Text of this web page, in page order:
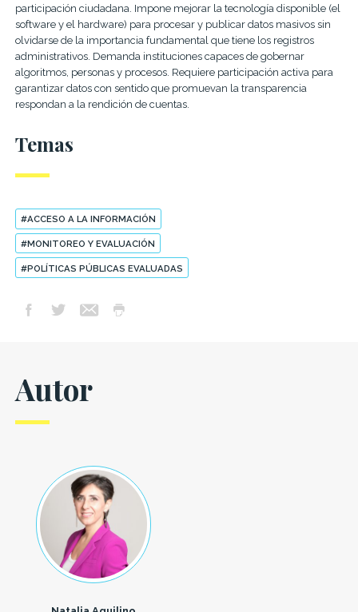
participación ciudadana. Impone mejorar la tecnología disponible (el
software y el hardware) para procesar y publicar datos masivos sin
olvidarse de la importancia fundamental que tiene los registros
administrativos. Demanda instituciones capaces de gobernar
algoritmos, personas y procesos. Requiere participación activa para
garantizar datos con sentido que promuevan la transparencia
respondan a la rendición de cuentas.
Temas
#ACCESO A LA INFORMACIÓN
#MONITOREO Y EVALUACIÓN
#POLÍTICAS PÚBLICAS EVALUADAS
Autor